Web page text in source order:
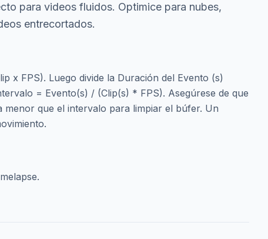
para videos fluidos. Optimice para nubes,
entrecortados.
x FPS). Luego divide la Duración del Evento (s)
= Evento(s) / (Clip(s) * FPS). Asegúrese de que
menor que el intervalo para limpiar el búfer. Un